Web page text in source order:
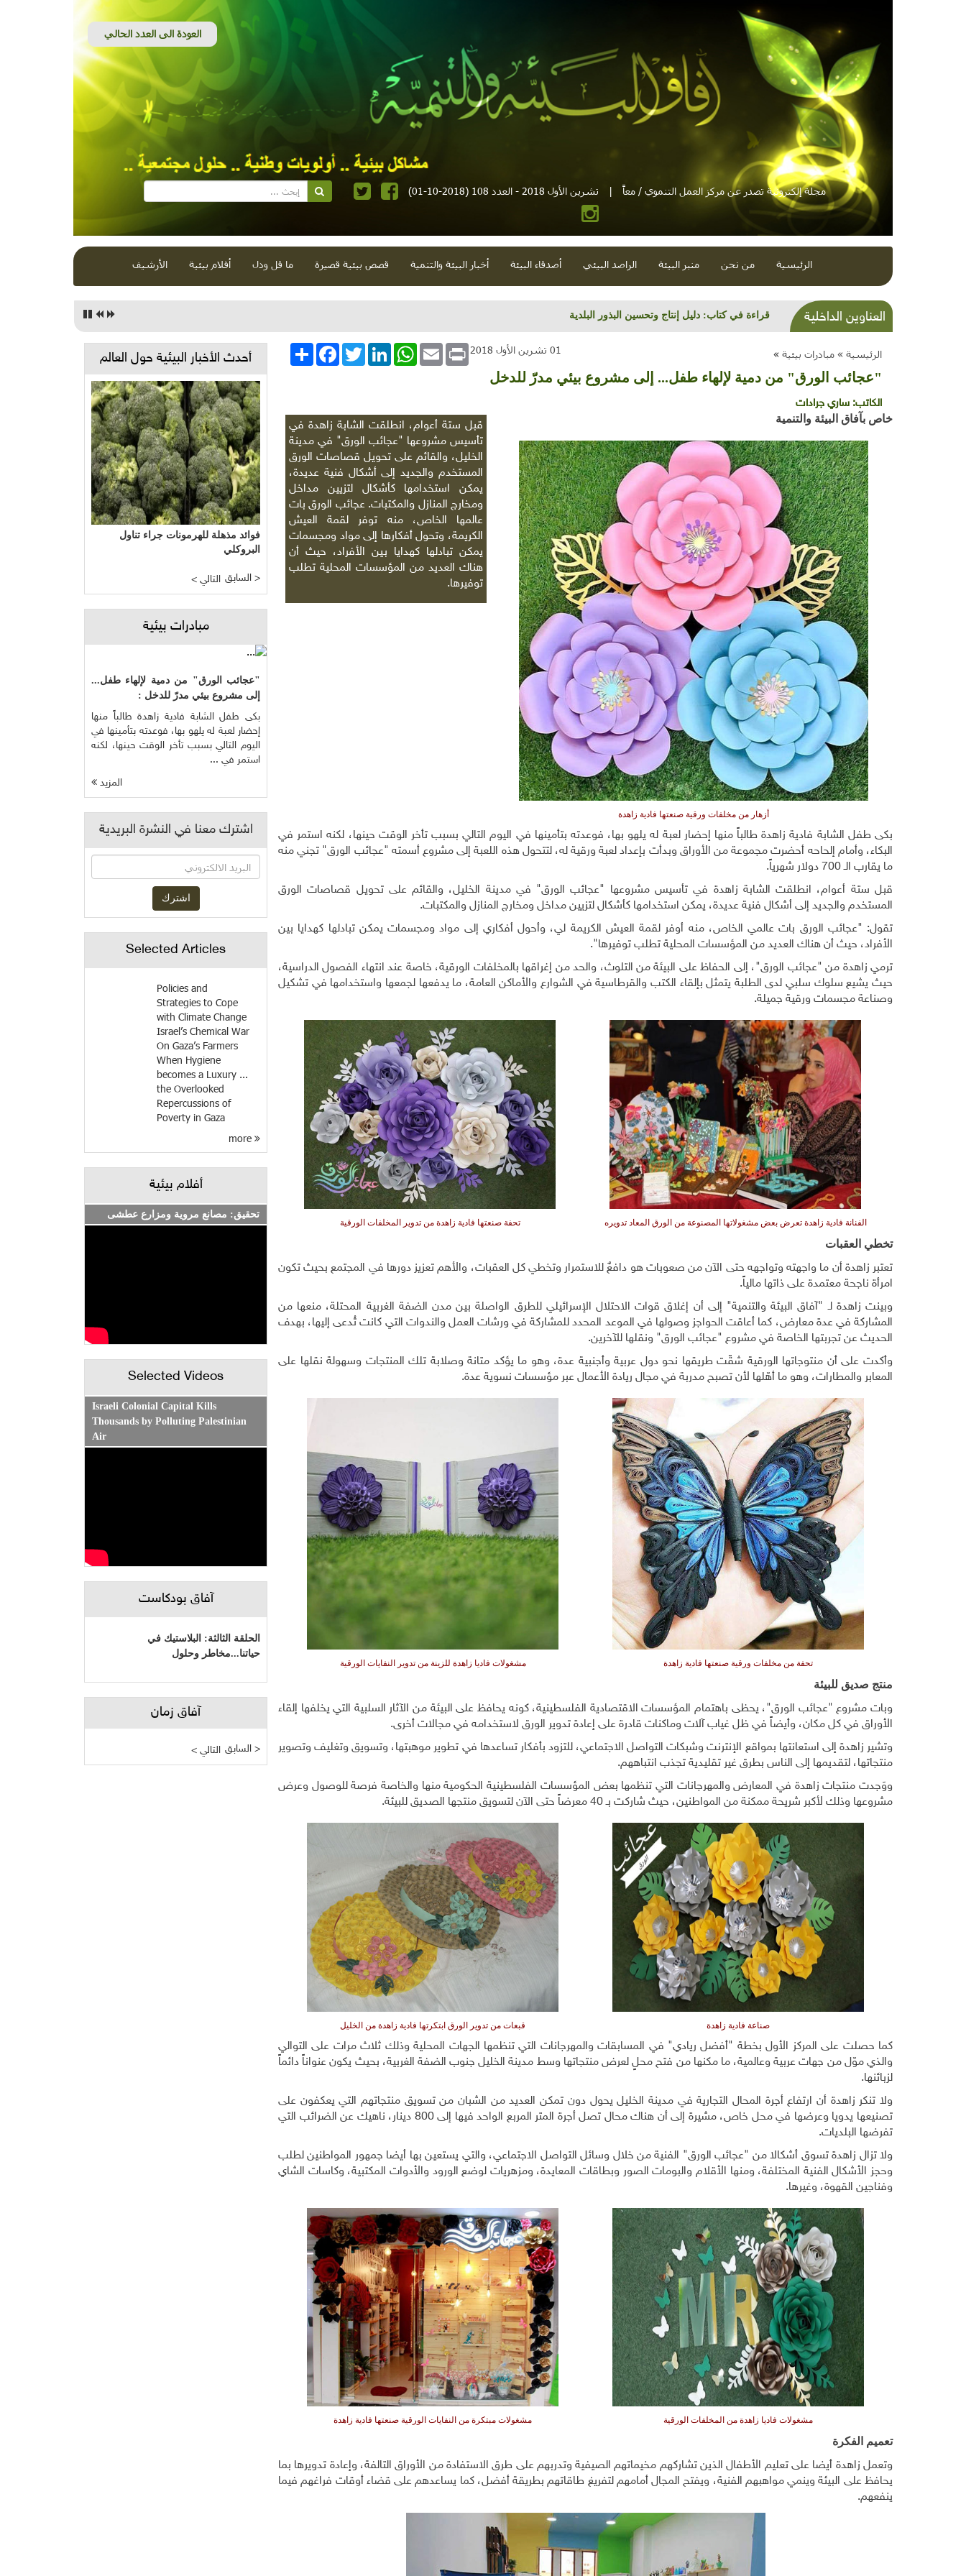
مجلة إلكترونية تصدر عن مركز العمل التنموي / معاً | تشرين الأول 2018 - العدد 108 (2018-10-01)
الرئيسية من نحن منبر البيئة الراصد البيئي أصدقاء البيئة أخبار البيئة والتنمية قصص بيئية قصيرة ما قل ودل أفلام بيئية الأرشيف
العناوين الداخلية النايلون المظلوم
الرئيسية » مبادرات بيئية » انشر
FacebookTwitterLinkedInWhatsApp Email Print 01 تشرين الأول 2018
"عجائب الورق" من دمية لإلهاء طفل... إلى مشروع بيئي مدرّ للدخل
الكاتب: ساري جرادات
قبل ستة أعوام، انطلقت الشابة زاهدة في
تأسيس مشروعها "عجائب الورق" في مدينة
الخليل، والقائم على تحويل قصاصات الورق
المستخدم والجديد إلى أشكال فنية عديدة،
يمكن استخدامها كأشكال لتزيين مداخل
ومخارج المنازل والمكتبات. عجائب الورق بات
عالمها الخاص، منه توفر لقمة العيش
الكريمة، وتحول أفكارها إلى مواد ومجسمات
يمكن تبادلها كهدايا بين الأفراد، حيث أن
هناك العديد من المؤسسات المحلية تطلب
توفيرها.
خاص بآفاق البيئة والتنمية
أزهار من مخلفات ورقية صنعتها فادية زاهدة
بكى طفل الشابة فادية زاهدة طالباً منها إحضار لعبة له يلهو بها، فوعدته بتأمينها في اليوم التالي بسبب تأخر الوقت حينها، لكنه استمر في
البكاء، وأمام إلحاحه أحضرت مجموعة من الأوراق وبدأت بإعداد لعبة ورقية له، لتتحول هذه اللعبة إلى مشروع أسمته "عجائب الورق" تجني منه
ما يقارب الـ 700 دولار شهرياً.
قبل ستة أعوام، انطلقت الشابة زاهدة في تأسيس مشروعها "عجائب الورق" في مدينة الخليل، والقائم على تحويل قصاصات الورق
المستخدم والجديد إلى أشكال فنية عديدة، يمكن استخدامها كأشكال لتزيين مداخل ومخارج المنازل والمكتبات.
تقول: "عجائب الورق بات عالمي الخاص، منه أوفر لقمة العيش الكريمة لي، وأحول أفكاري إلى مواد ومجسمات يمكن تبادلها كهدايا بين
الأفراد، حيث أن هناك العديد من المؤسسات المحلية تطلب توفيرها".
ترمي زاهدة من "عجائب الورق"، إلى الحفاظ على البيئة من التلوث، والحد من إغراقها بالمخلفات الورقية، خاصة عند انتهاء الفصول الدراسية،
حيث يشيع سلوك سلبي لدى الطلبة يتمثل بإلقاء الكتب والقرطاسية في الشوارع والأماكن العامة، ما يدفعها لجمعها واستخدامها في تشكيل
وصناعة مجسمات ورقية جميلة.
الفنانة فادية زاهدة تعرض بعض مشغولاتها المصنوعة من الورق المعاد تدويره تحفة صنعتها فادية زاهدة من تدوير المخلفات الورقية
تخطي العقبات
تعتبر زاهدة أن ما واجهته وتواجهه حتى الآن من صعوبات هو دافعٌ للاستمرار وتخطي كل العقبات، والأهم تعزيز دورها في المجتمع بحيث تكون
امرأة ناجحة معتمدة على ذاتها مالياً.
وبينت زاهدة لـ "آفاق البيئة والتنمية" إلى أن إغلاق قوات الاحتلال الإسرائيلي للطرق الواصلة بين مدن الضفة الغربية المحتلة، منعها من
المشاركة في عدة معارض، كما أعاقت الحواجز وصولها في الموعد المحدد للمشاركة في ورشات العمل والندوات التي كانت تُدعى إليها، بهدف
الحديث عن تجربتها الخاصة في مشروع "عجائب الورق" ونقلها للآخرين.
وأكدت على أن منتوجاتها الورقية شقّت طريقها نحو دول عربية وأجنبية عدة، وهو ما يؤكد متانة وصلابة تلك المنتجات وسهولة نقلها على
المعابر والمطارات، وهو ما أهّلها لأن تصبح مدربة في مجال ريادة الأعمال عبر مؤسسات نسوية عدة.
تحفة من مخلفات ورقية صنعتها فادية زاهدة مشغولات فاديا زاهدة للزينة من تدوير النفايات الورقية
منتج صديق للبيئة
وبات مشروع "عجائب الورق"، يحظى باهتمام المؤسسات الاقتصادية الفلسطينية، كونه يحافظ على البيئة من الآثار السلبية التي يخلفها إلقاء
الأوراق في كل مكان، وأيضاً في ظل غياب آلات وماكنات قادرة على إعادة تدوير الورق لاستخدامه في مجالات أخرى.
وتشير زاهدة إلى استعانتها بمواقع الإنترنت وشبكات التواصل الاجتماعي، للتزود بأفكار تساعدها في تطوير موهبتها، وتسويق وتغليف وتصوير
منتجاتها، لتقديمها إلى الناس بطرق غير تقليدية تجذب انتباههم.
ووَجدت منتجات زاهدة في المعارض والمهرجانات التي تنظمها بعض المؤسسات الفلسطينية الحكومية منها والخاصة فرصة للوصول وعرض
مشروعها وذلك لأكبر شريحة ممكنة من المواطنين، حيث شاركت بـ 40 معرضاً حتى الآن لتسويق منتجها الصديق للبيئة.
صناعة فادية زاهدة قبعات من تدوير الورق ابتكرتها فادية زاهدة من الخليل
كما حصلت على المركز الأول بخطة "أفضل ريادي" في المسابقات والمهرجانات التي تنظمها الجهات المحلية وذلك ثلاث مرات على التوالي
والذي موّل من جهات عربية وعالمية، ما مكنها من فتح محلٍ لعرض منتجاتها وسط مدينة الخليل جنوب الضفة الغربية، بحيث يكون عنواناً دائماً
لزبائنها.
ولا تنكر زاهدة أن ارتفاع أجرة المحال التجارية في مدينة الخليل يحول دون تمكن العديد من الشبان من تسويق منتجاتهم التي يعكفون على
تصنيعها يدويا وعرضها في محل خاص، مشيرة إلى أن هناك محال تصل أجرة المتر المربع الواحد فيها إلى 800 دينار، ناهيك عن الضرائب التي
تفرضها البلديات.
ولا تزال زاهدة تسوق أشكالا من "عجائب الورق" الفنية من خلال وسائل التواصل الاجتماعي، والتي يستعين بها أيضا جمهور المواطنين لطلب
وحجز الأشكال الفنية المختلفة، ومنها الأقلام والبومات الصور وبطاقات المعايدة، ومزهريات لوضع الورود والأدوات المكتبية، وكاسات الشاي
وفناجين القهوة، وغيرها.
مشغولات فاديا زاهدة من المخلفات الورقية مشغولات مبتكرة من النفايات الورقية صنعتها فادية زاهدة
تعميم الفكرة
وتعمل زاهدة أيضا على تعليم الأطفال الذين تشاركهم مخيماتهم الصيفية وتدربهم على طرق الاستفادة من الأوراق التالفة، وإعادة تدويرها بما
يحافظ على البيئة وينمي مواهبهم الفنية، ويفتح المجال أمامهم لتفريغ طاقاتهم بطريقة أفضل، كما يساعدهم على قضاء أوقات فراغهم فيما
ينفعهم.
أحدث الأخبار البيئية حول العالم
فوائد مذهلة للهرمونات جراء تناول
البروكلي
< التالي السابق >
مبادرات بيئية
"عجائب الورق" من دمية لإلهاء طفل...
إلى مشروع بيئي مدرّ للدخل :
بكى طفل الشابة فادية زاهدة طالباً منها
إحضار لعبة له يلهو بها، فوعدته بتأمينها في
اليوم التالي بسبب تأخر الوقت حينها، لكنه
استمر في ...
المزيد
اشترك معنا في النشرة البريدية
Selected Articles
Policies and
Strategies to Cope
with Climate Change
Israel’s Chemical War
On Gaza’s Farmers
When Hygiene
becomes a Luxury ...
the Overlooked
Repercussions of
Poverty in Gaza
أفلام بيئية
تحقيق: مصانع مروية ومزارع عطشى
Selected Videos
Israeli Colonial Capital Kills
Thousands by Polluting Palestinian
Air
آفاق بودكاست
الحلقة الثالثة: البلاستيك في
حياتنا...مخاطر وحلول
آفاق زمان
< التالي السابق >